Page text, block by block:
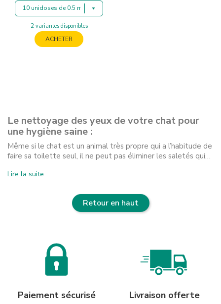
10 unidoses de 0.5 ml
2 variantes disponibles
ACHETER
Le nettoyage des yeux de votre chat pour
une hygiène saine :
Même si le chat est un animal très propre qui a l’habitude de
faire sa toilette seul, il ne peut pas éliminer les saletés qui…
Lire la suite
Retour en haut
Paiement sécurisé Livraison offerte